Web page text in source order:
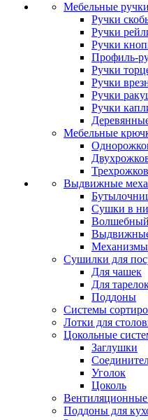
Мебельные ручки
Ручки
Ручки
Ручки
Профиль-
Ручки
Ручки
Ручки
Ручки
Мебельные
Выдвижные
Сушки в
Механизмы
Сушилки для
Для чашек
Для
Поддоны
Системы
Лотки для
Цокольные
Заглушки
Уголок
Цоколь
Поддоны для